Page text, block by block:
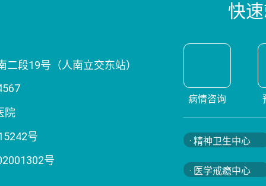
二段19号（人南立交东站）
院
号
号
快
病情咨询
· 精神卫生中心
· 医学戒瘾中心